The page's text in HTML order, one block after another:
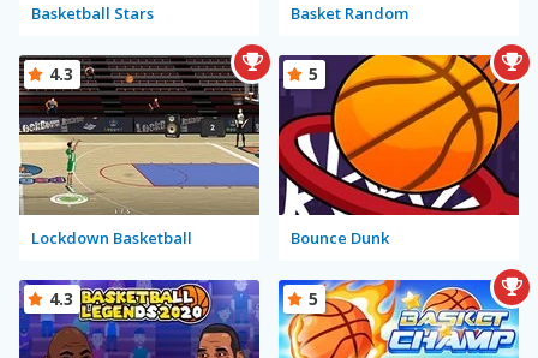
Basketball Stars Basket Random
Lockdown Basketball
4.3
Bounce Dunk
5
4.3 5